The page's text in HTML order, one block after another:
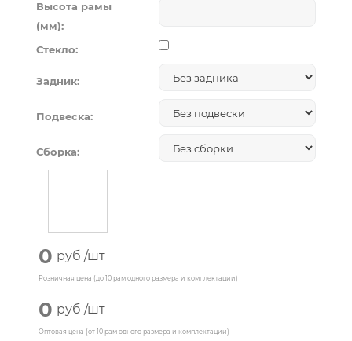
Высота рамы
(мм):
Стекло:
Задник:
Подвеска:
Сборка:
0 руб /шт
Розничная цена (до 10 рам одного размера и комплектации)
0 руб /шт
Оптовая цена (от 10 рам одного размера и комплектации)